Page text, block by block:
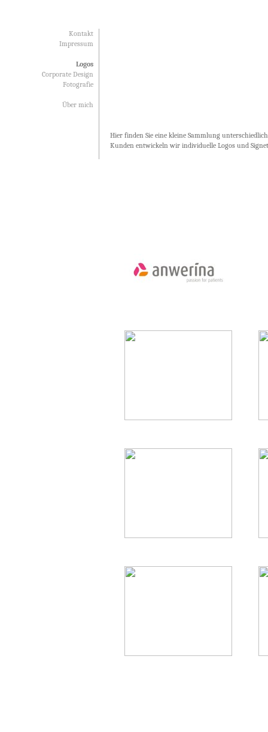
Hier finden Sie eine kleine Sammlung
Kunden entwickeln wir individuelle Logos und
Kontakt
Impressum
Logos
Corporate Design
Fotografie
Über mich